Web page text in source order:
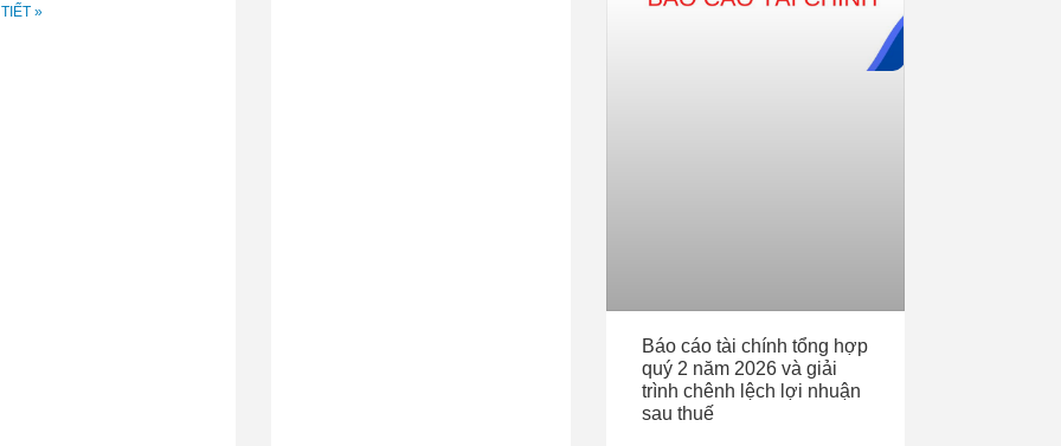
»
Báo cáo tài chính tổng hợp
quý 2 năm 2026 và giải
trình chênh lệch lợi nhuận
sau thuế